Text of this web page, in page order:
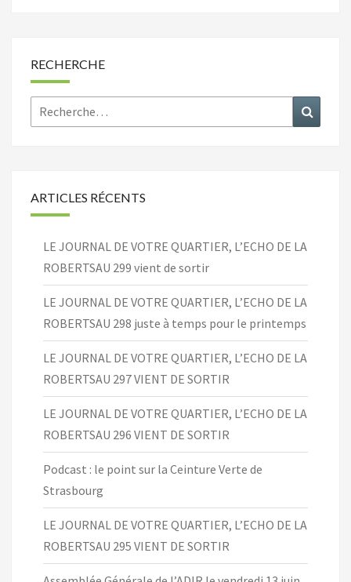
RECHERCHE
Rechercher :
ARTICLES RÉCENTS
LE JOURNAL DE VOTRE QUARTIER, L’ECHO DE LA
ROBERTSAU 299 vient de sortir
LE JOURNAL DE VOTRE QUARTIER, L’ECHO DE LA
ROBERTSAU 298 juste à temps pour le printemps
LE JOURNAL DE VOTRE QUARTIER, L’ECHO DE LA
ROBERTSAU 297 VIENT DE SORTIR
LE JOURNAL DE VOTRE QUARTIER, L’ECHO DE LA
ROBERTSAU 296 VIENT DE SORTIR
Podcast : le point sur la Ceinture Verte de
Strasbourg
LE JOURNAL DE VOTRE QUARTIER, L’ECHO DE LA
ROBERTSAU 295 VIENT DE SORTIR